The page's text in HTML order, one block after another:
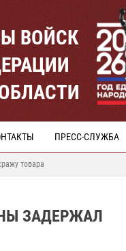
ВОЙСК
ПРЕСС-СЛУЖБА
товара
ЗАДЕРЖАЛ